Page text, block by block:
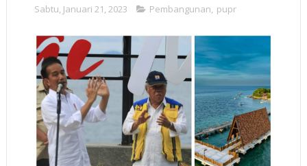
Sabtu, Januari 21, 2023 Pembangunan, pupr